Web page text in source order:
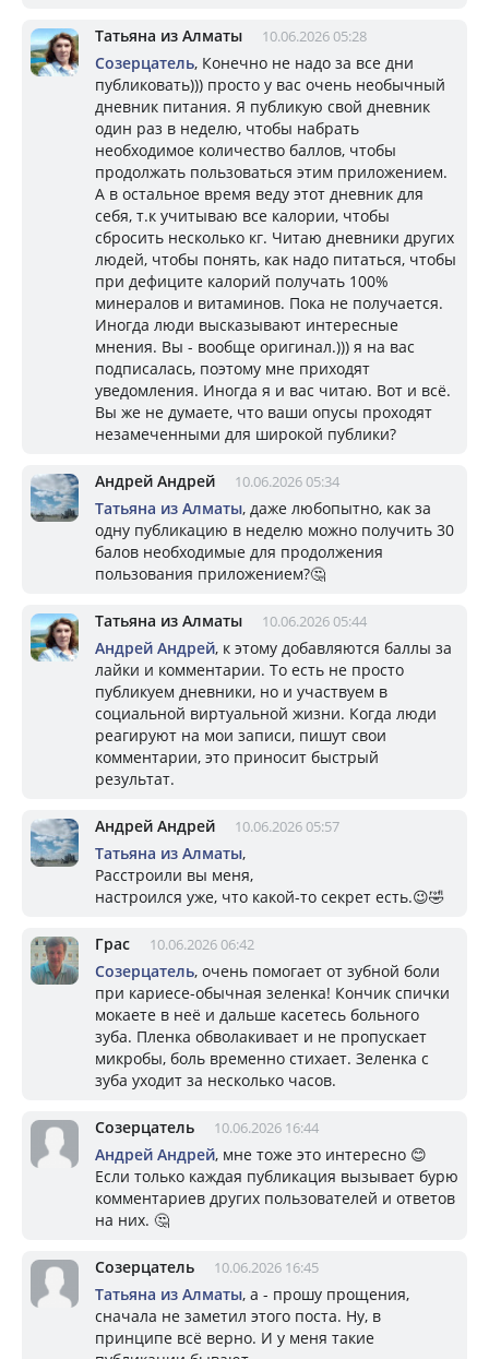
Татьяна из Алматы 10.06.2026 05:28
Созерцатель, Конечно не надо за все дни
публиковать))) просто у вас очень необычный
дневник питания. Я публикую свой дневник
один раз в неделю, чтобы набрать
необходимое количество баллов, чтобы
продолжать пользоваться этим приложением.
А в остальное время веду этот дневник для
себя, т.к учитываю все калории, чтобы
сбросить несколько кг. Читаю дневники других
людей, чтобы понять, как надо питаться, чтобы
при дефиците калорий получать 100%
минералов и витаминов. Пока не получается.
Иногда люди высказывают интересные
мнения. Вы - вообще оригинал.))) я на вас
подписалась, поэтому мне приходят
уведомления. Иногда я и вас читаю. Вот и всё.
Вы же не думаете, что ваши опусы проходят
незамеченными для широкой публики?
Андрей Андрей 10.06.2026 05:34
Татьяна из Алматы, даже любопытно, как за
одну публикацию в неделю можно получить 30
балов необходимые для продолжения
пользования приложением?🤔
Татьяна из Алматы 10.06.2026 05:44
Андрей Андрей, к этому добавляются баллы за
лайки и комментарии. То есть не просто
публикуем дневники, но и участвуем в
социальной виртуальной жизни. Когда люди
реагируют на мои записи, пишут свои
комментарии, это приносит быстрый
результат.
Андрей Андрей 10.06.2026 05:57
Татьяна из Алматы,
Расстроили вы меня,
настроился уже, что какой-то секрет есть.😉🤣
Грас 10.06.2026 06:42
Созерцатель, очень помогает от зубной боли
при кариесе-обычная зеленка! Кончик спички
мокаете в неё и дальше касетесь больного
зуба. Пленка обволакивает и не пропускает
микробы, боль временно стихает. Зеленка с
зуба уходит за несколько часов.
Созерцатель 10.06.2026 16:44
Андрей Андрей, мне тоже это интересно 😊
Если только каждая публикация вызывает бурю
комментариев других пользователей и ответов
на них. 🤔
Созерцатель 10.06.2026 16:45
Татьяна из Алматы, а - прошу прощения,
сначала не заметил этого поста. Ну, в
принципе всё верно. И у меня такие